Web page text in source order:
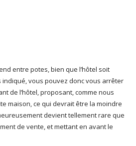
entre potes, bien que l’hôtel soit
vous pouvez donc vous arrêter
de l’hôtel, proposant, comme nous
maison, ce qui devrait être la moindre
devient tellement rare que
de vente, et mettant en avant le